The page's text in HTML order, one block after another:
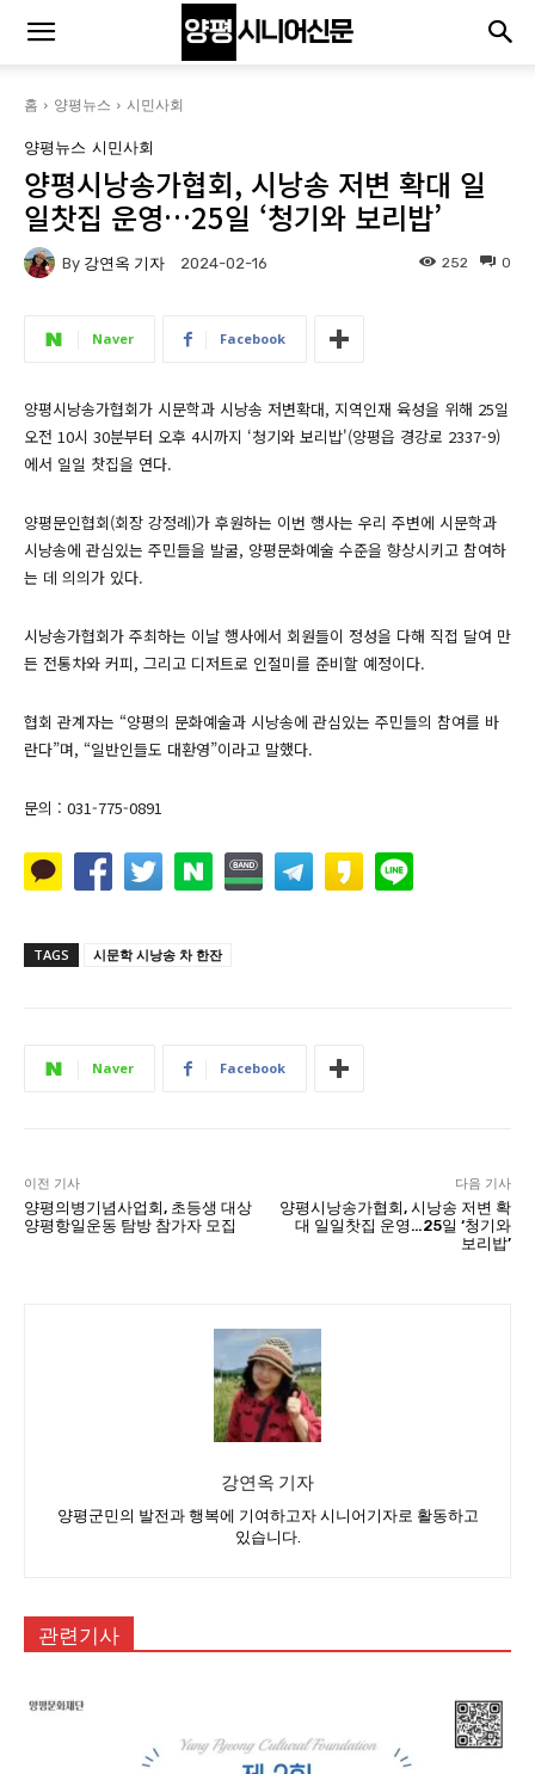
홈 양평뉴스 시민사회
양평뉴스 시민사회
양평시낭송가협회, 시낭송 저변 확대 일
일찻집 운영…25일 ‘청기와 보리밥’
By 강연옥 기자 2024-02-16 0
252
Naver Facebook
양평시낭송가협회가 시문학과 시낭송 저변확대, 지역인재 육성을 위해 25일
오전 10시 30분부터 오후 4시까지 ‘청기와 보리밥'(양평읍 경강로 2337-9)
에서 일일 찻집을 연다.
양평문인협회(회장 강정례)가 후원하는 이번 행사는 우리 주변에 시문학과
시낭송에 관심있는 주민들을 발굴, 양평문화예술 수준을 향상시키고 참여하
는 데 의의가 있다.
시낭송가협회가 주최하는 이날 행사에서 회원들이 정성을 다해 직접 달여 만
든 전통차와 커피, 그리고 디저트로 인절미를 준비할 예정이다.
협회 관계자는 “양평의 문화예술과 시낭송에 관심있는 주민들의 참여를 바
란다”며, “일반인들도 대환영”이라고 말했다.
문의 : 031-775-0891
TAGS 시문학 시낭송 차 한잔
Naver Facebook
이전 기사
양평의병기념사업회, 초등생 대상
양평항일운동 탐방 참가자 모집
다음 기사
양평시낭송가협회, 시낭송 저변 확
대 일일찻집 운영…25일 ‘청기와
보리밥’
강연옥 기자
양평군민의 발전과 행복에 기여하고자 시니어기자로 활동하고
있습니다.
관련기사